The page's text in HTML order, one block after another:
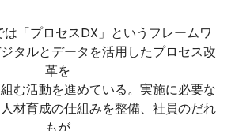
は「プロセスDX」というフレームワ
タルとデータを活用したプロセス改
革を
む活動を進めている。実施に必要な
材育成の仕組みを整備、社員のだれ